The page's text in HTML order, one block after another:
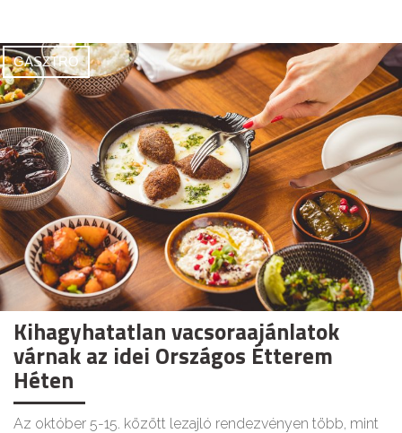
GASZTRO
Kihagyhatatlan vacsoraajánlatok
várnak az idei Országos Étterem
Héten
Az október 5-15. között lezajló rendezvényen több, mint